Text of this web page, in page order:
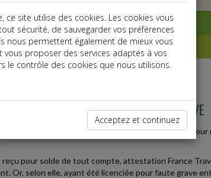
ET LICENCIEMENT POUR FAUTE GRAVE
réclamait le paiement de dommages et intérêts
pour solde de tout compte, attestation France
Or, selon elle, ayant été licenciée pour faute grave
ce site utilise des cookies. Les cookies vous
sécurité, de sauvegarder vos préférences
nous permettent également de mieux vous
proposer des services adaptés à vos
le contrôle des cookies que nous utilisons.
Acceptez et continuez